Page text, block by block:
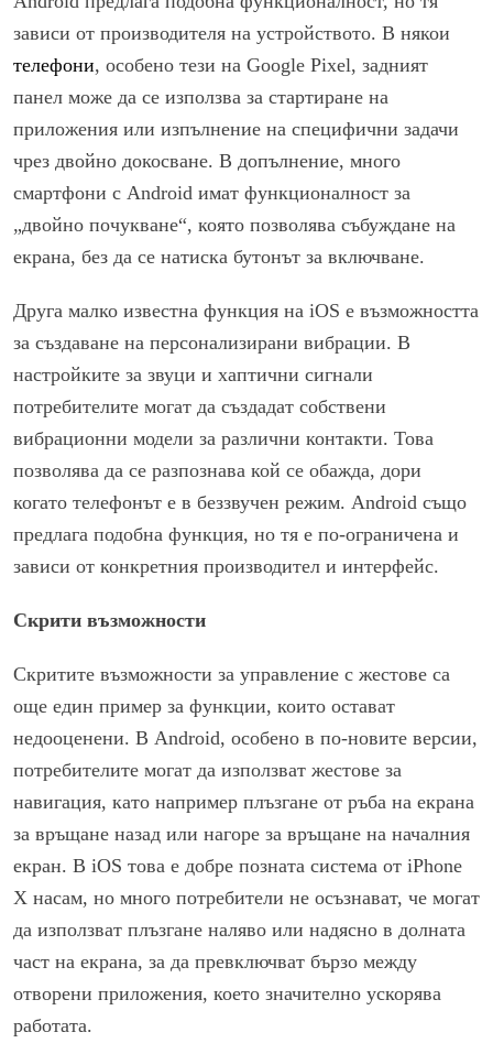
зависи от производителя на устройството. В някои
телефони, особено тези на Google Pixel, задният
панел може да се използва за стартиране на
приложения или изпълнение на специфични задачи
чрез двойно докосване. В допълнение, много
смартфони с Android имат функционалност за
„двойно почукване“, която позволява събуждане на
екрана, без да се натиска бутонът за включване.
Друга малко известна функция на iOS е възможността
за създаване на персонализирани вибрации. В
настройките за звуци и хаптични сигнали
потребителите могат да създадат собствени
вибрационни модели за различни контакти. Това
позволява да се разпознава кой се обажда, дори
когато телефонът е в беззвучен режим. Android също
предлага подобна функция, но тя е по-ограничена и
зависи от конкретния производител и интерфейс.
Скрити възможности
Скритите възможности за управление с жестове са
още един пример за функции, които остават
недооценени. В Android, особено в по-новите версии,
потребителите могат да използват жестове за
навигация, като например плъзгане от ръба на екрана
за връщане назад или нагоре за връщане на началния
екран. В iOS това е добре позната система от iPhone
X насам, но много потребители не осъзнават, че могат
да използват плъзгане наляво или надясно в долната
част на екрана, за да превключват бързо между
отворени приложения, което значително ускорява
работата.